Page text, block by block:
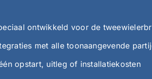
ontwikkeld voor de
met alle toonaangevende
opstart, uitleg of installatiekosten